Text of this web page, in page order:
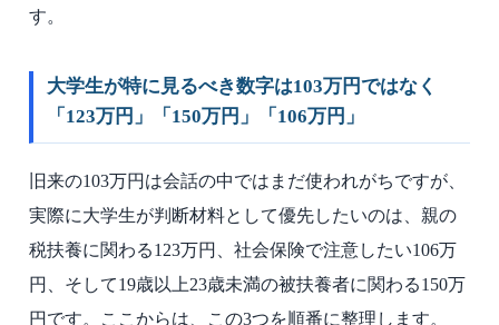
す。
大学生が特に見るべき数字は103万円ではなく
「123万円」「150万円」「106万円」
旧来の103万円は会話の中ではまだ使われがちですが、
実際に大学生が判断材料として優先したいのは、親の
税扶養に関わる123万円、社会保険で注意したい106万
円、そして19歳以上23歳未満の被扶養者に関わる150万
円です。ここからは、この3つを順番に整理します。